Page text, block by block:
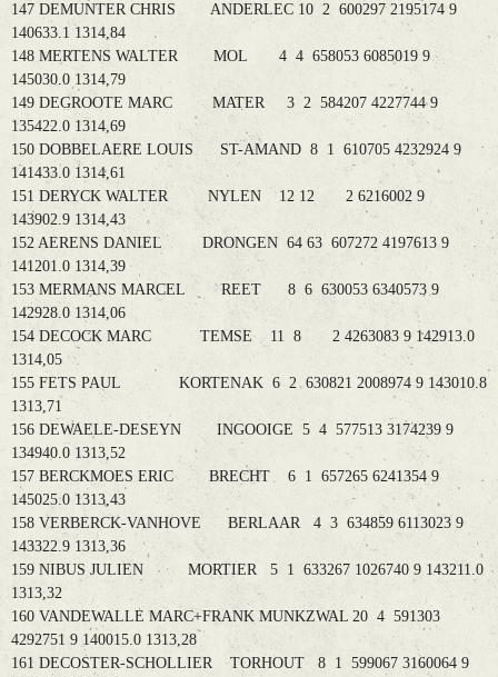
147 DEMUNTER CHRIS ANDERLEC 10 2 600297 2195174 9
140633.1 1314,84
148 MERTENS WALTER MOL 4 4 658053 6085019 9
145030.0 1314,79
149 DEGROOTE MARC MATER 3 2 584207 4227744 9
135422.0 1314,69
150 DOBBELAERE LOUIS ST-AMAND 8 1 610705 4232924 9
141433.0 1314,61
151 DERYCK WALTER NYLEN 12 12 2 6216002 9
143902.9 1314,43
152 AERENS DANIEL DRONGEN 64 63 607272 4197613 9
141201.0 1314,39
153 MERMANS MARCEL REET 8 6 630053 6340573 9
142928.0 1314,06
154 DECOCK MARC TEMSE 11 8 2 4263083 9 142913.0
1314,05
155 FETS PAUL KORTENAK 6 2 630821 2008974 9 143010.8
1313,71
156 DEWAELE-DESEYN INGOOIGE 5 4 577513 3174239 9
134940.0 1313,52
157 BERCKMOES ERIC BRECHT 6 1 657265 6241354 9
145025.0 1313,43
158 VERBERCK-VANHOVE BERLAAR 4 3 634859 6113023 9
143322.9 1313,36
159 NIBUS JULIEN MORTIER 5 1 633267 1026740 9 143211.0
1313,32
160 VANDEWALLE MARC+FRANK MUNKZWAL 20 4 591303
4292751 9 140015.0 1313,28
161 DECOSTER-SCHOLLIER TORHOUT 8 1 599067 3160064 9